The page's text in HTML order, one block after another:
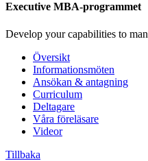
Executive MBA-programmet
Develop your capabilities to
Översikt
Informationsmöten
Ansökan & antagning
Curriculum
Deltagare
Våra föreläsare
Videor
Tillbaka